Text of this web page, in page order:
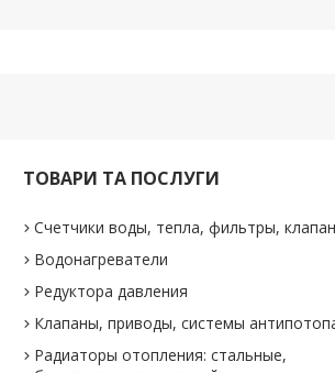
ТОВАРИ ТА ПОСЛУГИ
Счетчики воды, тепла, фильтры,
Водонагреватели
Редуктора давления
Клапаны, приводы, системы
Радиаторы отопления: стальные,